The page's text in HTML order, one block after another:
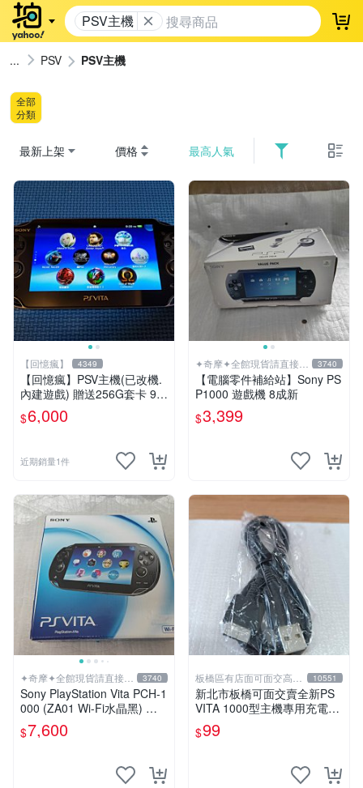
PSV主機 登
PSV PSV主機
全部
分類
最新上架 價格 最高人氣
【回憶瘋】 4349
【回憶瘋】PSV主機(已改機.
內建遊戲) 贈送256G套卡 9成
新 遊戲機 PSVITA
$6,000
近期銷量1件
✦奇摩✦全館現貨請直接下
標
3740
【電腦零件補給站】Sony PS
P1000 遊戲機 8成新
$3,399
✦奇摩✦全館現貨請直接下
標
3740
Sony PlayStation Vita PCH-1
000 (ZA01 Wi-Fi水晶黑) 掌
上遊戲機 5英吋多點觸控螢幕
$7,600
板橋區有店面可面交高價
回收電玩
10551
新北市板橋可面交賣全新PS
VITA 1000型主機專用充電
線....超便宜只賣99元
$99